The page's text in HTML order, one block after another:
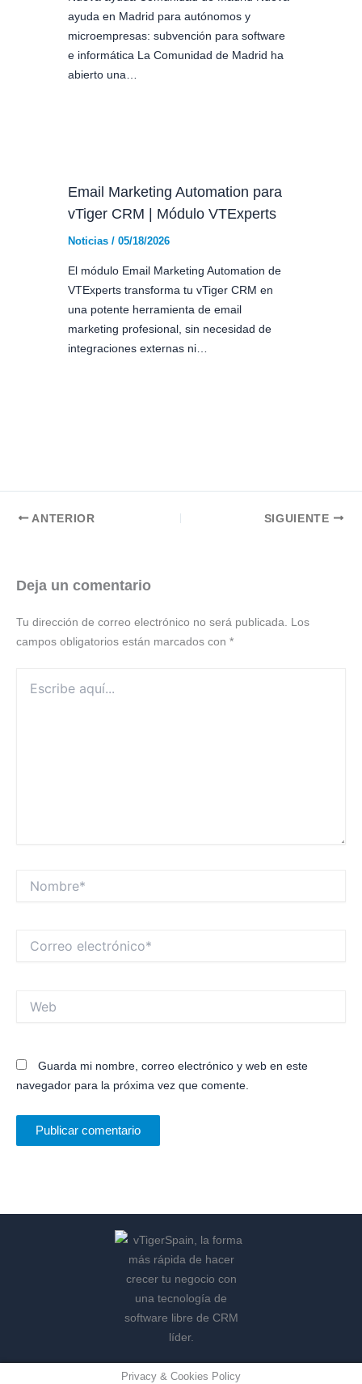
ayuda en Madrid para autónomos y
microempresas: subvención para software
e informática La Comunidad de Madrid ha
abierto una…
Email Marketing Automation para
vTiger CRM | Módulo VTExperts
Noticias / 05/18/2026
El módulo Email Marketing Automation de
VTExperts transforma tu vTiger CRM en
una potente herramienta de email
marketing profesional, sin necesidad de
integraciones externas ni…
ANTERIOR SIGUIENTE
Deja un comentario
Tu dirección de correo electrónico no será publicada.
Los
campos obligatorios están marcados con *
aquí...
electrónico*
Guarda mi nombre, correo electrónico y web en este
navegador para la próxima vez que comente.
Privacy & Cookies Policy